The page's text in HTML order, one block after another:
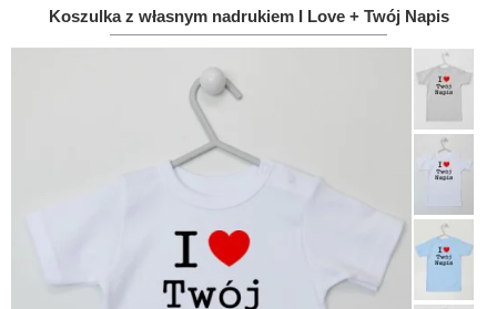
Koszulka z własnym nadrukiem I Love + Twój Napis